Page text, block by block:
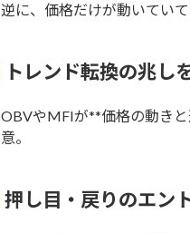
逆に、価格だけが動いてい
トレンド転換の兆し
OBVやMFIが**価格の動き
意。
押し目・戻りのエン